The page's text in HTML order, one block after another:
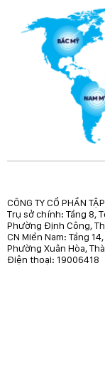
CÔNG TY CỔ PHẦN
Trụ sở chính: Tầng 8,
Phường Định Công,
CN Miền Nam: Tầng
Phường Xuân Hòa,
Điện thoại: 19006418